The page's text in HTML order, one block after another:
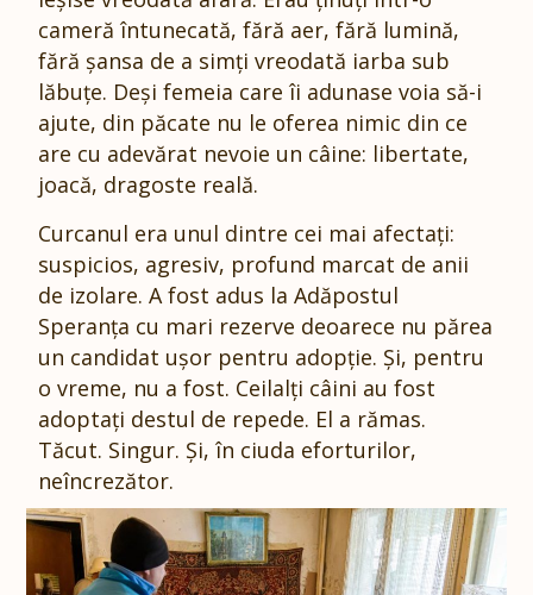
cameră întunecată, fără aer, fără lumină,
fără șansa de a simți vreodată iarba sub
lăbuțe. Deși femeia care îi adunase voia să-i
ajute, din păcate nu le oferea nimic din ce
are cu adevărat nevoie un câine: libertate,
joacă, dragoste reală.
Curcanul era unul dintre cei mai afectați:
suspicios, agresiv, profund marcat de anii
de izolare. A fost adus la Adăpostul
Speranța cu mari rezerve deoarece nu părea
un candidat ușor pentru adopție. Și, pentru
o vreme, nu a fost. Ceilalți câini au fost
adoptați destul de repede. El a rămas.
Tăcut. Singur. Și, în ciuda eforturilor,
neîncrezător.